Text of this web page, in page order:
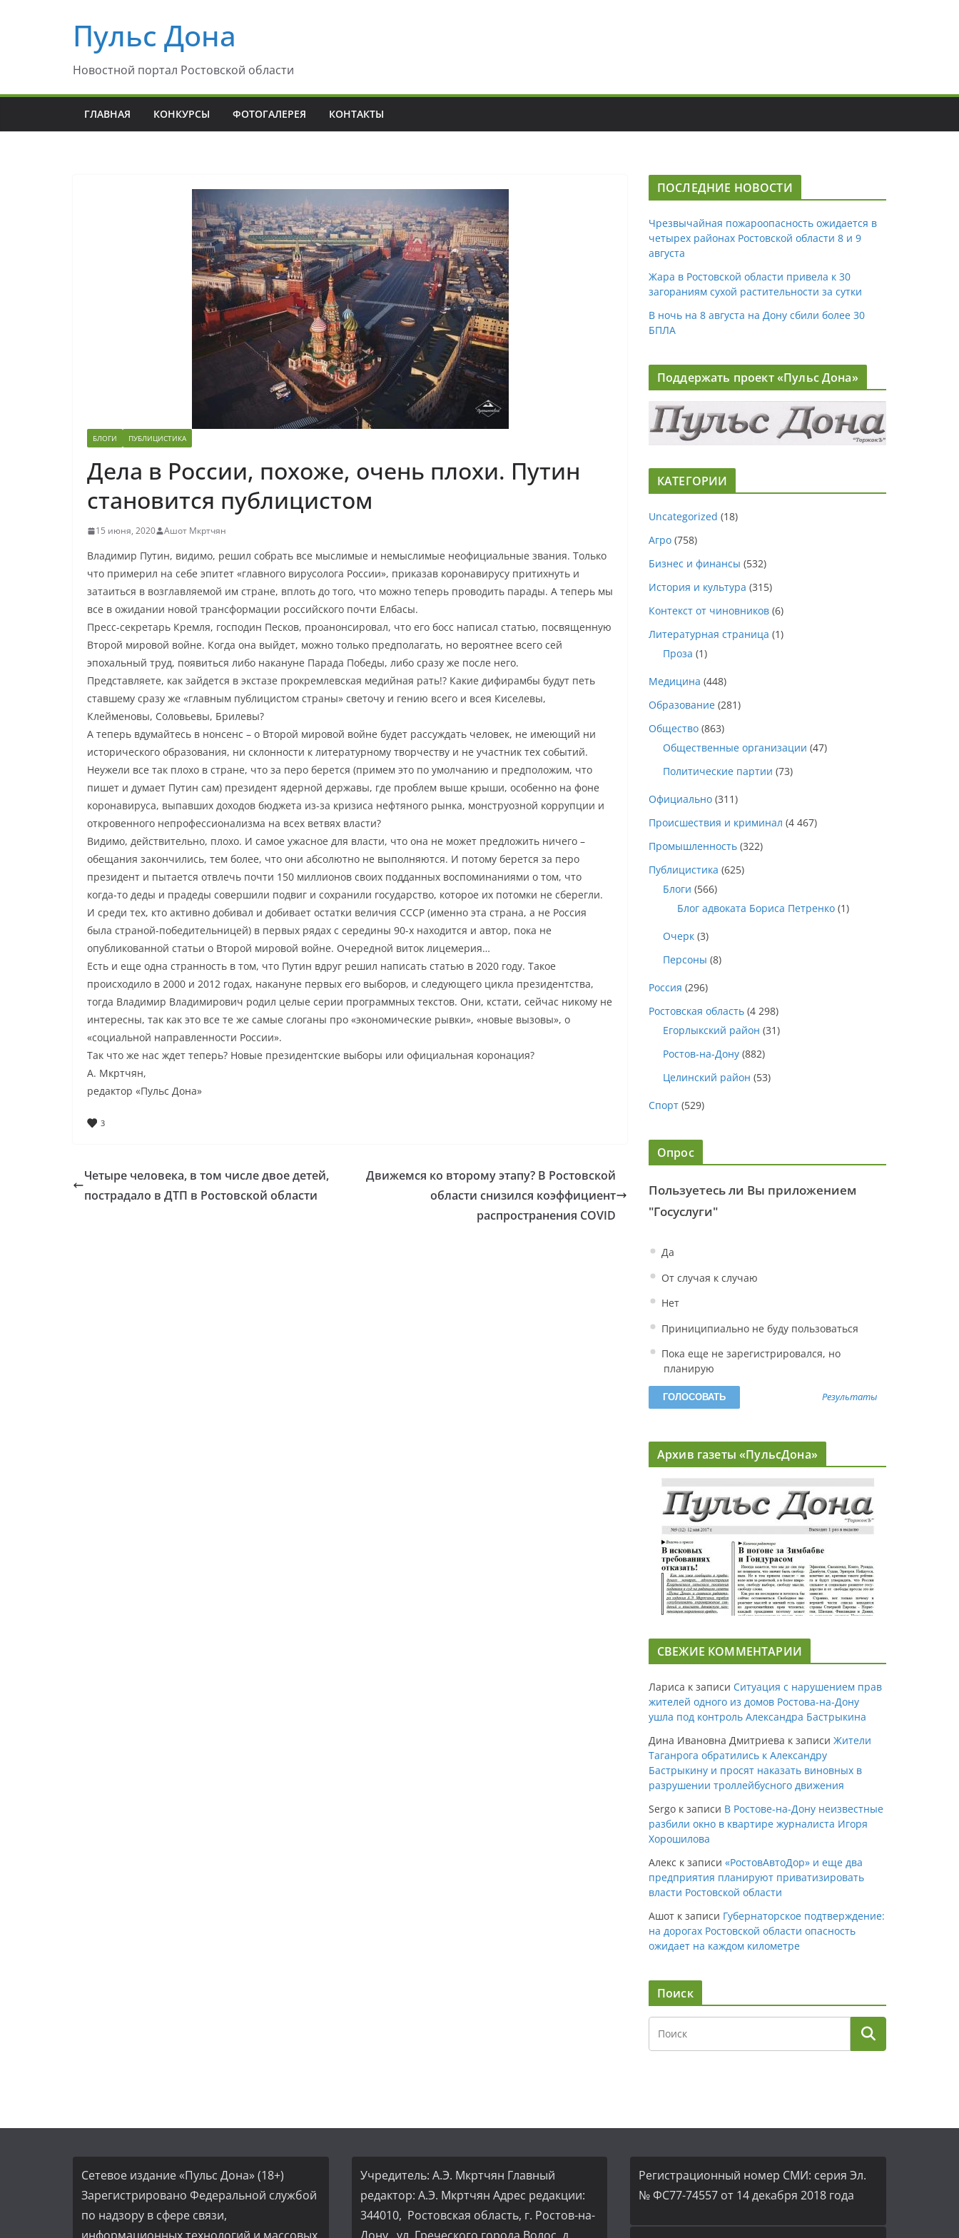
содержимомуПульс Дона
Новостной портал Ростовской области
ГЛАВНАЯ КОНКУРСЫ ФОТОГАЛЕРЕЯ КОНТАКТЫ
БЛОГИ ПУБЛИЦИСТИКА
Дела в России, похоже, очень плохи. Путин
становится публицистом
15 июня, 2020 Ашот Мкртчян
Владимир Путин, видимо, решил собрать все мыслимые и немыслимые неофициальные звания. Только
что примерил на себе эпитет «главного вирусолога России», приказав коронавирусу притихнуть и
затаиться в возглавляемой им стране, вплоть до того, что можно теперь проводить парады. А теперь мы
все в ожидании новой трансформации российского почти Елбасы.
Пресс-секретарь Кремля, господин Песков, проанонсировал, что его босс написал статью, посвященную
Второй мировой войне. Когда она выйдет, можно только предполагать, но вероятнее всего сей
эпохальный труд, появиться либо накануне Парада Победы, либо сразу же после него.
Представляете, как зайдется в экстазе прокремлевская медийная рать!? Какие дифирамбы будут петь
ставшему сразу же «главным публицистом страны» светочу и гению всего и всея Киселевы,
Клейменовы, Соловьевы, Брилевы?
А теперь вдумайтесь в нонсенс – о Второй мировой войне будет рассуждать человек, не имеющий ни
исторического образования, ни склонности к литературному творчеству и не участник тех событий.
Неужели все так плохо в стране, что за перо берется (примем это по умолчанию и предположим, что
пишет и думает Путин сам) президент ядерной державы, где проблем выше крыши, особенно на фоне
коронавируса, выпавших доходов бюджета из-за кризиса нефтяного рынка, монструозной коррупции и
откровенного непрофессионализма на всех ветвях власти?
Видимо, действительно, плохо. И самое ужасное для власти, что она не может предложить ничего –
обещания закончились, тем более, что они абсолютно не выполняются. И потому берется за перо
президент и пытается отвлечь почти 150 миллионов своих подданных воспоминаниями о том, что
когда-то деды и прадеды совершили подвиг и сохранили государство, которое их потомки не сберегли.
И среди тех, кто активно добивал и добивает остатки величия СССР (именно эта страна, а не Россия
была страной-победительницей) в первых рядах с середины 90-х находится и автор, пока не
опубликованной статьи о Второй мировой войне. Очередной виток лицемерия…
Есть и еще одна странность в том, что Путин вдруг решил написать статью в 2020 году. Такое
происходило в 2000 и 2012 годах, накануне первых его выборов, и следующего цикла президентства,
тогда Владимир Владимирович родил целые серии программных текстов. Они, кстати, сейчас никому не
интересны, так как это все те же самые слоганы про «экономические рывки», «новые вызовы», о
«социальной направленности России».
Так что же нас ждет теперь? Новые президентские выборы или официальная коронация?
А. Мкртчян,
редактор «Пульс Дона»
3
Четыре человека, в том числе двое детей,
пострадало в ДТП в Ростовской области
Движемся ко второму этапу? В Ростовской
области снизился коэффициент
распространения COVID
ПОСЛЕДНИЕ НОВОСТИ
Чрезвычайная пожароопасность ожидается в
четырех районах Ростовской области 8 и 9
августа
Жара в Ростовской области привела к 30
загораниям сухой растительности за сутки
В ночь на 8 августа на Дону сбили более 30
БПЛА
Поддержать проект «Пульс Дона»
КАТЕГОРИИ
Uncategorized (18)
Агро (758)
Бизнес и финансы (532)
История и культура (315)
Контекст от чиновников (6)
Литературная страница (1)
Проза (1)
Медицина (448)
Образование (281)
Общество (863)
Общественные организации (47)
Политические партии (73)
Официально (311)
Происшествия и криминал (4 467)
Промышленность (322)
Публицистика (625)
Блоги (566)
Блог адвоката Бориса Петренко (1)
Очерк (3)
Персоны (8)
Россия (296)
Ростовская область (4 298)
Егорлыкский район (31)
Ростов-на-Дону (882)
Целинский район (53)
Спорт (529)
Опрос
Пользуетесь ли Вы приложением
"Госуслуги"
Да
От случая к случаю
Нет
Приниципиально не буду пользоваться
Пока еще не зарегистрировался, но
планирую
Результаты
Архив газеты «ПульсДона»
СВЕЖИЕ КОММЕНТАРИИ
Лариса к записи Ситуация с нарушением прав
жителей одного из домов Ростова-на-Дону
ушла под контроль Александра Бастрыкина
Дина Ивановна Дмитриева к записи Жители
Таганрога обратились к Александру
Бастрыкину и просят наказать виновных в
разрушении троллейбусного движения
Sergo к записи В Ростове-на-Дону неизвестные
разбили окно в квартире журналиста Игоря
Хорошилова
Алекс к записи «РостовАвтоДор» и еще два
предприятия планируют приватизировать
власти Ростовской области
Ашот к записи Губернаторское подтверждение:
на дорогах Ростовской области опасность
ожидает на каждом километре
Поиск
Сетевое издание «Пульс Дона» (18+)
Зарегистрировано Федеральной службой
по надзору в сфере связи,
Учредитель: А.Э. Мкртчян Главный
редактор: А.Э. Мкртчян Адрес редакции:
344010, Ростовская область, г. Ростов-на-
Регистрационный номер СМИ: серия Эл.
№ ФС77-74557 от 14 декабря 2018 года